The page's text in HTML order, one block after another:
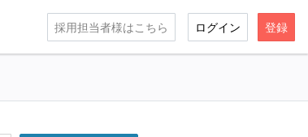
採用担当者様はこちら ログイン 登録